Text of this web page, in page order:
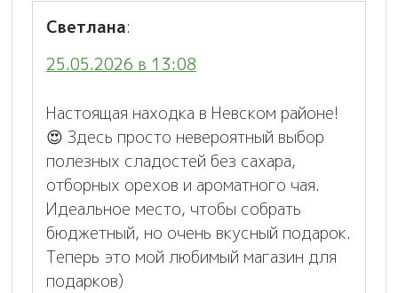
Светлана:
25.05.2026 в 13:08
Настоящая находка в Невском районе!
😍 Здесь просто невероятный выбор
полезных сладостей без сахара,
отборных орехов и ароматного чая.
Идеальное место, чтобы собрать
бюджетный, но очень вкусный подарок.
Теперь это мой любимый магазин для
подарков)